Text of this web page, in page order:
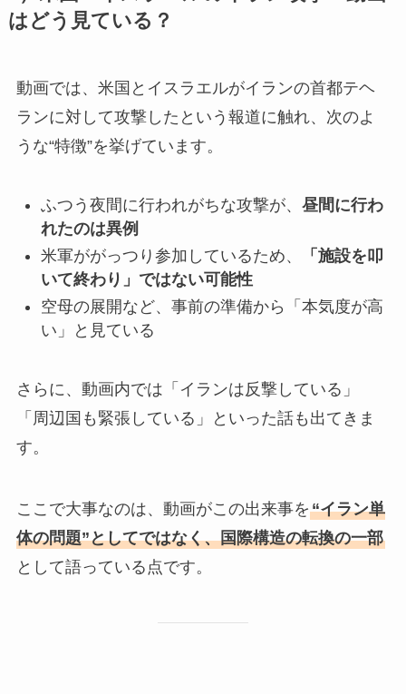
はどう見ている？
動画では、米国とイスラエルがイランの首都テヘ
ランに対して攻撃したという報道に触れ、次のよ
うな“特徴”を挙げています。
ふつう夜間に行われがちな攻撃が、 昼間に行わ
れたのは異例
米軍ががっつり参加しているため、
「施設を叩
いて終わり」ではない可能性
空母の展開など、事前の準備から「本気度が高
い」と見ている
さらに、動画内では「イランは反撃している」
「周辺国も緊張している」といった話も出てきま
す。
ここで大事なのは、動画がこの出来事を“イラン単
体の問題”としてではなく、国際構造の転換の一部
として語っている点です。